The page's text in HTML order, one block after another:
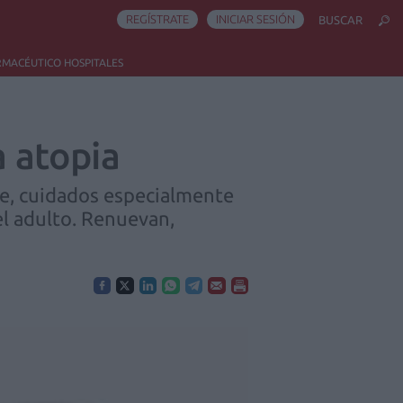
HOSPITALES
REGÍSTRATE INICIAR SESIÓN BUSCAR
atopia
cuidados especialmente
adulto. Renuevan,